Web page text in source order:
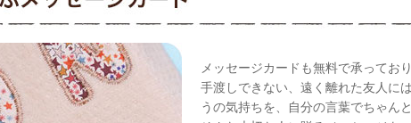
メッセージカードも無料で承ってお
手渡しできない、遠く離れた友人に
うの気持ちを、自分の言葉でちゃん